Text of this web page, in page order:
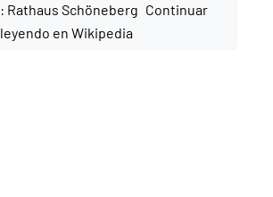
Continuar
leyendo en Wikipedia